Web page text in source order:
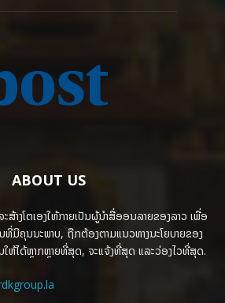
ABOUT US
າງໂຕເອງໃຫ້ກາຍເປັນຜູ້ນຳສື່ອອນລາຍຂອງລາວ ເພື່ອ
ທີ່ມີຄຸນນະພາບ, ຖືກຕ້ອງຕາມແນວທາງນະໂຍບາຍຂອງ
ຫ້ໄດ້ຫຼາກຫຼາຍທີ່ສຸດ, ຈະແຈ້ງທີ່ສຸດ ແລະວ່ອງໄວທີ່ສຸດ.